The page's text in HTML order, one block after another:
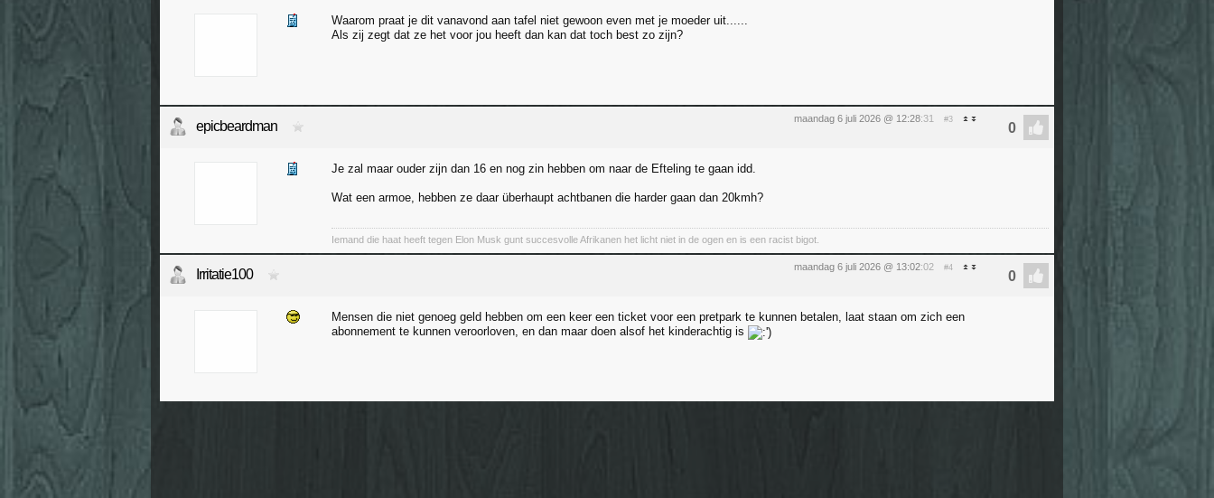
Waarom praat je dit vanavond aan tafel niet gewoon even met je moeder uit......
Als zij zegt dat ze het voor jou heeft dan kan dat toch best zo zijn?
maandag 6 juli 2026 @ 12:28:31 #3
epicbeardman
Je zal maar ouder zijn dan 16 en nog zin hebben om naar de Efteling te gaan idd.
Wat een armoe, hebben ze daar überhaupt achtbanen die harder gaan dan 20kmh?
Iemand die haat heeft tegen Elon Musk gunt succesvolle Afrikanen het licht niet in de ogen en is een racist bigot.
maandag 6 juli 2026 @ 13:02:02 #4
Irritatie100
Mensen die niet genoeg geld hebben om een keer een ticket voor een pretpark te kunnen betalen, laat staan om zich een
abonnement te kunnen veroorloven, en dan maar doen alsof het kinderachtig is